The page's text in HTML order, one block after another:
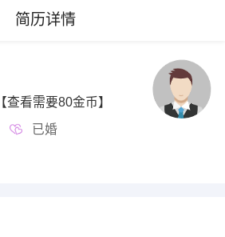
简历详情
【查看需要80金币】
已婚